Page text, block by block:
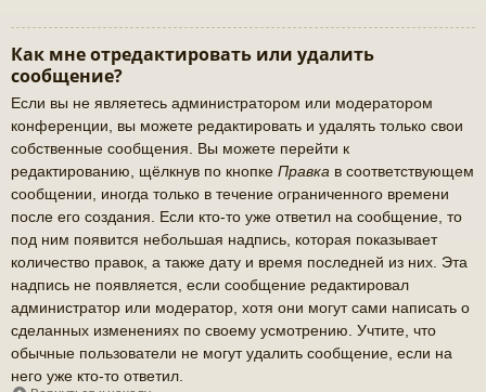
Как мне отредактировать или удалить
сообщение?
Если вы не являетесь администратором или модератором
конференции, вы можете редактировать и удалять только свои
собственные сообщения. Вы можете перейти к
редактированию, щёлкнув по кнопке Правка в соответствующем
сообщении, иногда только в течение ограниченного времени
после его создания. Если кто-то уже ответил на сообщение, то
под ним появится небольшая надпись, которая показывает
количество правок, а также дату и время последней из них. Эта
надпись не появляется, если сообщение редактировал
администратор или модератор, хотя они могут сами написать о
сделанных изменениях по своему усмотрению. Учтите, что
обычные пользователи не могут удалить сообщение, если на
него уже кто-то ответил.